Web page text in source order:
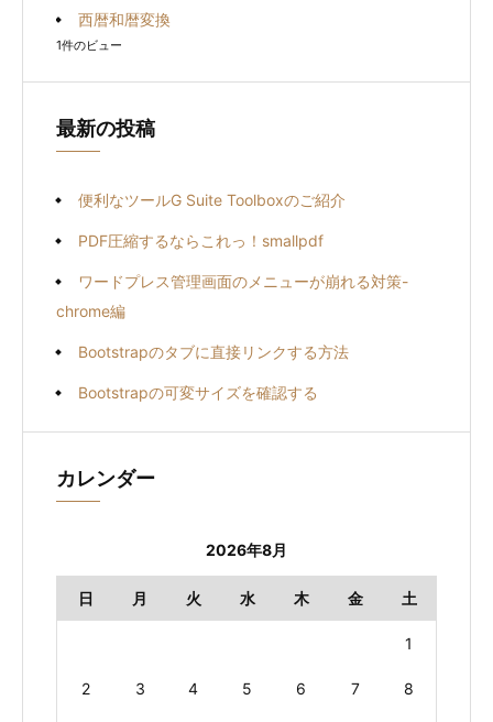
西暦和暦変換
1件のビュー
最新の投稿
便利なツールG Suite Toolboxのご紹介
PDF圧縮するならこれっ！smallpdf
ワードプレス管理画面のメニューが崩れる対策-
chrome編
Bootstrapのタブに直接リンクする方法
Bootstrapの可変サイズを確認する
カレンダー
2026年8月
日 月 火 水 木 金 土
1
2 3 4 5 6 7 8